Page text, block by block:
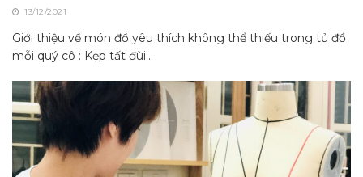
13/12/2021
Giới thiệu về món đồ yêu thích không thể thiếu trong tủ đồ
mỗi quý cô : Kẹp tất đùi...